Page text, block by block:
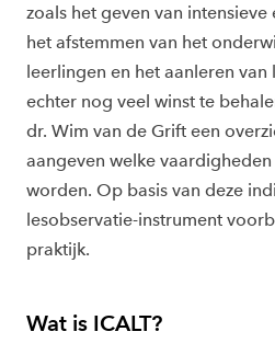
zoals het geven van intensieve
het afstemmen van het
leerlingen en het aanleren
echter nog veel winst te
dr. Wim van de Grift een
aangeven welke
worden. Op basis van deze
lesobservatie-instrument
praktijk.
Wat is ICALT?